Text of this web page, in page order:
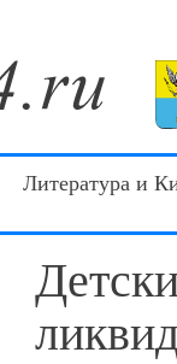
Литература и